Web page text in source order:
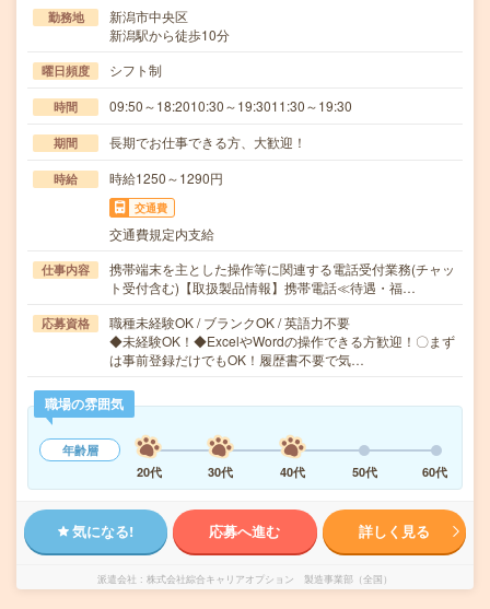
勤務地
新潟市中央区
新潟駅から徒歩10分
曜日頻度 シフト制
時間 09:50～18:2010:30～19:3011:30～19:30
期間 長期でお仕事できる方、大歓迎！
時給 時給1250～1290円
交通費
交通費規定内支給
仕事内容
携帯端末を主とした操作等に関連する電話受付業務(チャッ
ト受付含む)【取扱製品情報】携帯電話≪待遇・福…
応募資格
職種未経験OK / ブランクOK / 英語力不要
◆未経験OK！◆ExcelやWordの操作できる方歓迎！〇まず
は事前登録だけでもOK！履歴書不要で気…
職場の雰囲気
年齢層
20代
30代 40代 50代 60代
気になる! 応募へ進む 詳しく見る
派遣会社 株式会社綜合キャリアオプション 製造事業部（全国）